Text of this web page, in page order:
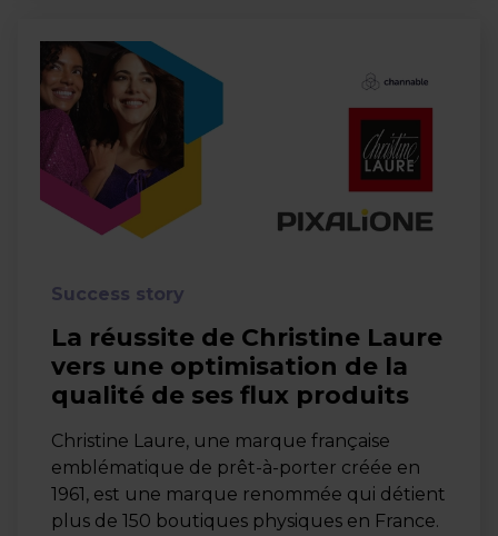
Success story
La réussite de Christine Laure
vers une optimisation de la
qualité de ses flux produits
Christine Laure, une marque française
emblématique de prêt-à-porter créée en
1961, est une marque renommée qui détient
plus de 150 boutiques physiques en France.